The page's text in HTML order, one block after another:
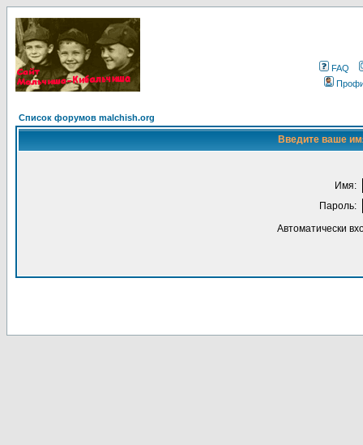
FAQ
Список форумов malchish.org
Введите ваше
Имя:
Пароль:
Автоматически